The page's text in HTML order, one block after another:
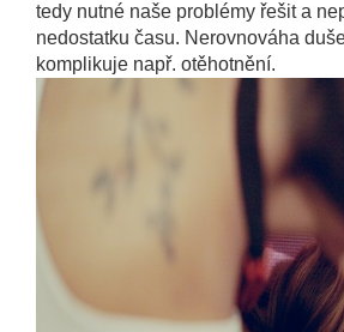
tedy nutné naše problémy řešit a
nedostatku času. Nerovnováha
komplikuje např. otěhotnění.